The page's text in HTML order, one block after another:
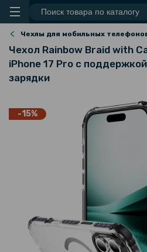
Чехлы для мобильных
Чехол Rainbow Braid with
iPhone 17 Pro с
зарядки
-15%